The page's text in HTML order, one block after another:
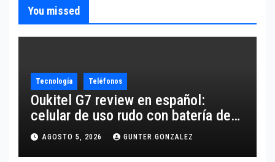
You missed
Tecnología Teléfonos
Oukitel G7 review en español:
celular de uso rudo con batería de
10,600 mAh
AGOSTO 5, 2026 GUNTER.GONZALEZ